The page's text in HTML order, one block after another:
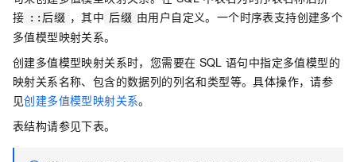
接 ::后缀 ，其中 后缀 由用户自定义。一个时序表支持创建多个
多值模型映射关系。
创建多值模型映射关系时，您需要在 SQL 语句中指定多值模型的
映射关系名称、包含的数据列的列名和类型等。具体操作，请参
见创建多值模型映射关系。
表结构请参见下表。